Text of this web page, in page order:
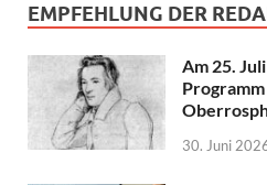
EMPFEHLUNG DER
Am 25.
Programm
30. Juni